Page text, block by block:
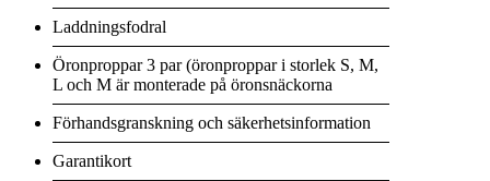
Laddningsfodral
Öronproppar 3 par (öronproppar i storlek S, M,
L och M är monterade på öronsnäckorna
Förhandsgranskning och säkerhetsinformation
Garantikort